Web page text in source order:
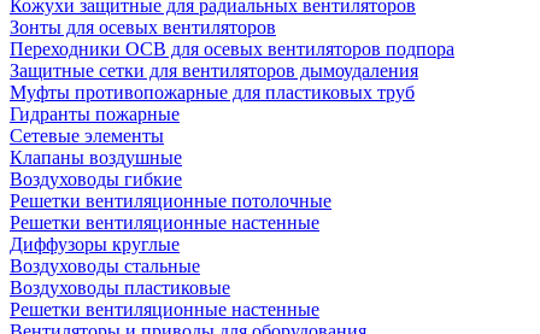
Кожухи защитные для радиальных вентиляторов
Зонты для осевых вентиляторов
Переходники ОСВ для осевых вентиляторов подпора
Защитные сетки для вентиляторов дымоудаления
Муфты противопожарные для пластиковых труб
Гидранты пожарные
Сетевые элементы
Клапаны воздушные
Воздуховоды гибкие
Решетки вентиляционные потолочные
Решетки вентиляционные настенные
Диффузоры круглые
Воздуховоды стальные
Воздуховоды пластиковые
Решетки вентиляционные настенные